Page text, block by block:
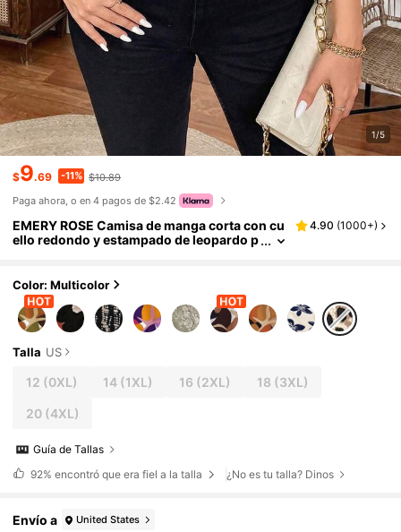
1/5
$9.69 -11% $10.89
Paga ahora, o en 4 pagos de $2.42
EMERY ROSE Camisa de manga corta con cu
ello redondo y estampado de leopardo p
4.90 (1000+)
Color: Multicolor
Talla US
12 (0XL) 14 (1XL) 16 (2XL) 18 (3XL)
20(4XL)
Guía de Tallas
92% encontró que era fiel a la talla ¿No es tu talla? Dinos
Envío a United States